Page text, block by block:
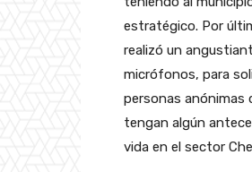
estratégico. Por
realizó un
micrófonos, para
personas anónimas
tengan algún
vida en el sector